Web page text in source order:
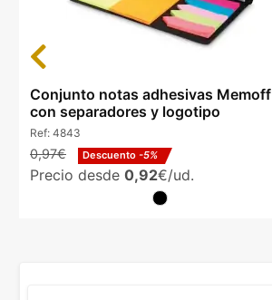
Conjunto notas adhesivas Memoff
con separadores y logotipo
Ref: 4843
0,97€ Descuento -5%
Precio desde 0,92€/ud.
Previous